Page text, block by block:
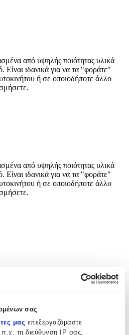
σας
μας επεξεργαζόμαστε
τη διεύθυνση IP σας,
από υψηλής ποιότητας υλικά
ιδανικά για να τα "φοράτε"
ή σε οποιοδήποτε άλλο
από υψηλής ποιότητας υλικά
ιδανικά για να τα "φοράτε"
ή σε οποιοδήποτε άλλο